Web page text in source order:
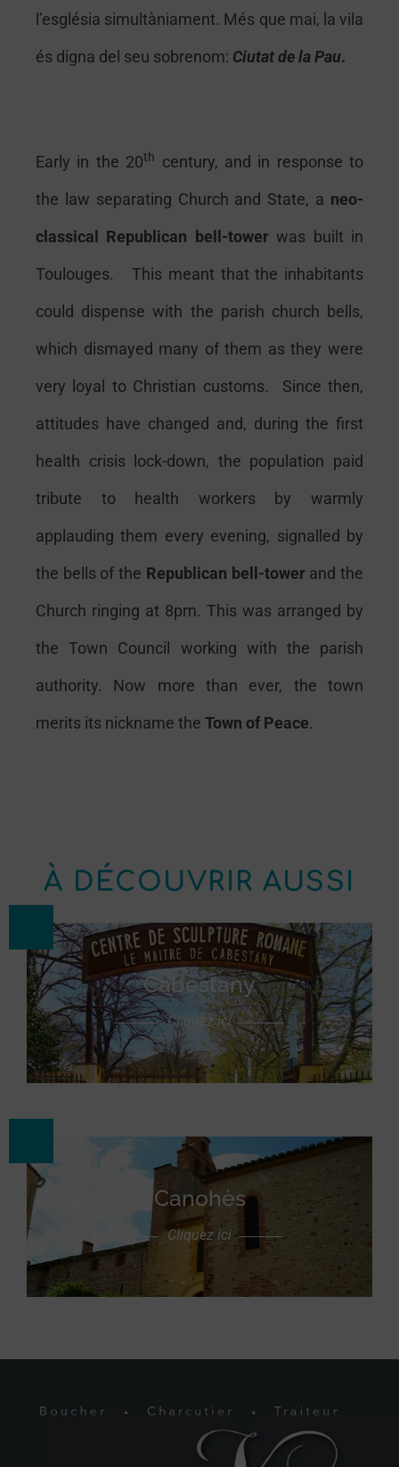
l’església simultàniament. Més que mai, la vila
és digna del seu sobrenom: Ciutat de la Pau.
Early in the 20th
century, and in response to
the law separating Church and State, a neo-
classical Republican bell-tower was built in
Toulouges. This meant that the inhabitants
could dispense with the parish church bells,
which dismayed many of them as they were
very loyal to Christian customs. Since then,
attitudes have changed and, during the first
health crisis lock-down, the population paid
tribute to health workers by warmly
applauding them every evening, signalled by
the bells of the Republican bell-tower and the
Church ringing at 8pm. This was arranged by
the Town Council working with the parish
authority. Now more than ever, the town
merits its nickname the Town of Peace.
À DÉCOUVRIR AUSSI
Cabestany
Cliquez ici
Canohès
Cliquez ici